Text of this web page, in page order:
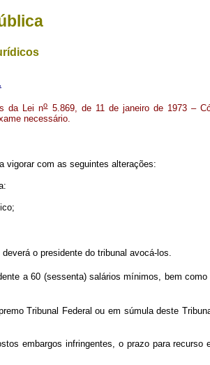
da Lei no5.869, de 11 de janeiro de 1973 –
necessário.
vigorar com as seguintes alterações:
o presidente do tribunal avocá-los.
a 60 (sessenta) salários mínimos, bem
Tribunal Federal ou em súmula deste
embargos infringentes, o prazo para recurso